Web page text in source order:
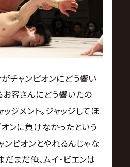
チャンピオンにどう響い
お客さんにどう響いたの
ジメント｡ジャッジしてほ
ンに負けなかったという
ピオンとやれるんじゃな
だまだ俺､ムイ･ビエンは